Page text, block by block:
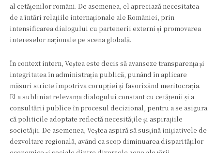
al cetățenilor români. De asemenea, el apreciază necesitatea
de a întări relațiile internaționale ale României, prin
intensificarea dialogului cu partenerii externi și promovarea
intereselor naționale pe scena globală.
În context intern, Veștea este decis să avanseze transparența și
integritatea în administrația publică, punând în aplicare
măsuri stricte împotriva corupției și favorizând meritocrația.
El a subliniat relevanța dialogului constant cu cetățenii și a
consultării publice în procesul decizional, pentru a se asigura
că politicile adoptate reflectă necesitățile și aspirațiile
societății. De asemenea, Veștea aspiră să susțină inițiativele de
dezvoltare regională, având ca scop diminuarea disparităților